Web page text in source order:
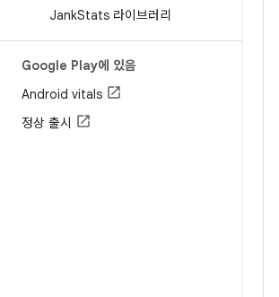
JankStats 라이브러리
Google Play에 있음
Android vitals
정상 출시